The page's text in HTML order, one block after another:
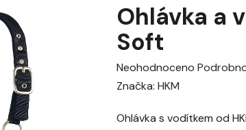
Ohlávka a
Soft
Průměrné
hodnocení
je
Neohodnoceno
Značka: HKM
Ohlávka s vodítkem od